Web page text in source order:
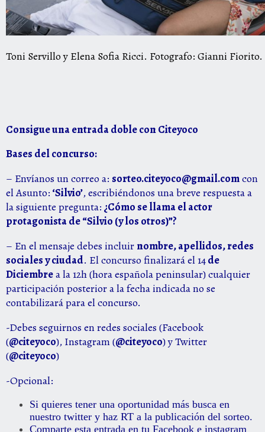
Toni Servillo y Elena Sofia Ricci. Fotografo: Gianni Fiorito.
Consigue una entrada doble con Citeyoco
Bases del concurso:
– Envíanos un correo a: sorteo.citeyoco@gmail.comcon
el Asunto: ‘Silvio’, escribiéndonos una breve respuesta a
la siguiente pregunta: ¿Cómo se llama el actor
protagonista de“Silvio (y los otros)”?
– En el mensaje debes incluirnombre, apellidos, redes
sociales y ciudad. El concurso finalizará el 14de
Diciembrea la 12h (hora española peninsular) cualquier
participación posterior a la fecha indicada no se
contabilizará para el concurso.
-Debes seguirnos en redes sociales (Facebook
(@citeyoco), Instagram (@citeyoco) y Twitter
(@citeyoco)
-Opcional:
Si quieres tener una oportunidad más busca en
nuestro twitter y haz RT a la publicación del sorteo.
Comparte esta entrada en tu Facebook e instagram